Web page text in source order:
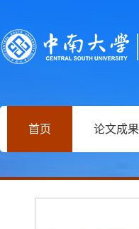
首页 论文成果